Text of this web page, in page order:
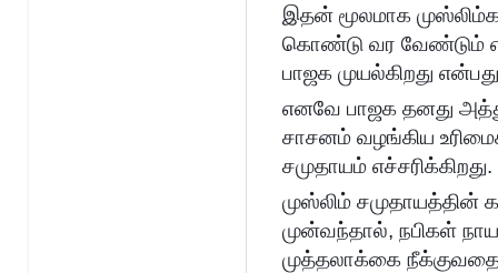
இதன் மூலமாக
கொண்டு வர வேண்டும்
பாஜக முயல்கிறது
எனவே பாஜக தனது
சாசனம் வழங்கிய
சமுதாயம் எச்சரிக்கிறது.
முஸ்லிம் சமுதாயத்தின்
முன்வந்தால், நபிகள்
முத்தலாக்கை